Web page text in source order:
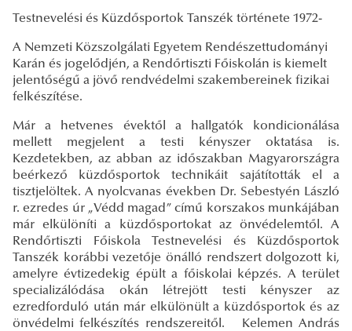
Testnevelési és Küzdősportok Tanszék története 1972-
A Nemzeti Közszolgálati Egyetem Rendészettudományi
Karán és jogelődjén, a Rendőrtiszti Főiskolán is kiemelt
jelentőségű a jövő rendvédelmi szakembereinek fizikai
felkészítése.
Már a hetvenes évektől a hallgatók kondicionálása
mellett megjelent a testi kényszer oktatása is.
Kezdetekben, az abban az időszakban Magyarországra
beérkező küzdősportok technikáit sajátították el a
tisztjelöltek. A nyolcvanas években Dr. Sebestyén László
r. ezredes úr „Védd magad” című korszakos munkájában
már elkülöníti a küzdősportokat az önvédelemtől. A
Rendőrtiszti Főiskola Testnevelési és Küzdősportok
Tanszék korábbi vezetője önálló rendszert dolgozott ki,
amelyre évtizedekig épült a főiskolai képzés. A terület
specializálódása okán létrejött testi kényszer az
ezredforduló után már elkülönült a küzdősportok és az
önvédelmi felkészítés rendszereitől. Kelemen András